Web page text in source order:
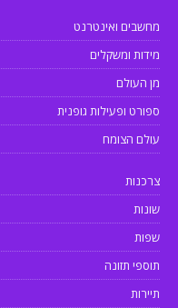
מחשבים ואינטרנט
מידות ומשקלים
מן העולם
ספורט ופעילות גופנית
עולם הצומח
צרכנות
שונות
שפות
תוספי תזונה
תיירות